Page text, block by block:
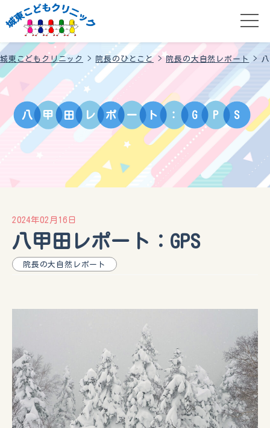
城東こどもクリニック > 院長のひとこと>院長の大自然レポート >
八 甲 田 レ ポ ー ト ： G P S
2024年02月16日
八甲田レポート：GPS
院長の大自然レポート